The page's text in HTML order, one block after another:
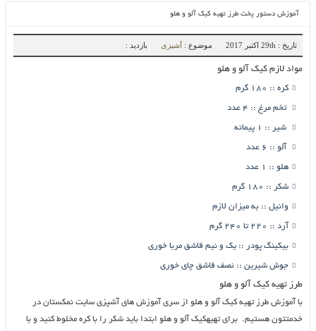
آموزش دستور پخت طرز تهیه کیک آلو و هلو
تاریخ : 29th اکتبر 2017 موضوع : آشپزی بازدید :
مواد لازم کیک آلو و هلو
کره :: 180 گرم
تخم مرغ :: 4 عدد
شیر :: 1 پیمانه
آلو :: 6 عدد
هلو :: 1 عدد
شکر :: 180 گرم
وانیل :: به میزان لازم
آرد :: 220 تا 240 گرم
بیکینگ پودر :: یک و نیم قاشق مربا خوری
جوش شیرین :: نصف قاشق چای خوری
طرز تهیه کیک آلو و هلو
با آموزش طرز تهیه کیک آلو و هلو از سری آموزش های آشپزی سایت نمکستان در
خدمتتون هستیم. برای تهیهکیک آلو و هلو ابتدا باید شکر را با کره مخلوط کنید و با